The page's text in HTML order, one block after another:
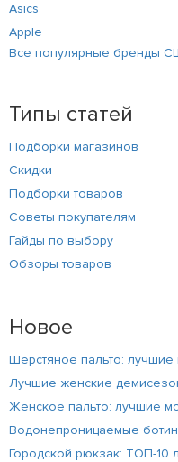
Asics
Apple
Все популярные бренды
Типы статей
Подборки магазинов
Скидки
Подборки товаров
Советы покупателям
Гайды по выбору
Обзоры товаров
Новое
Шерстяное пальто:
Лучшие женские
Женское пальто: лучшие
Водонепроницаемые
Городской рюкзак: ТОП-10